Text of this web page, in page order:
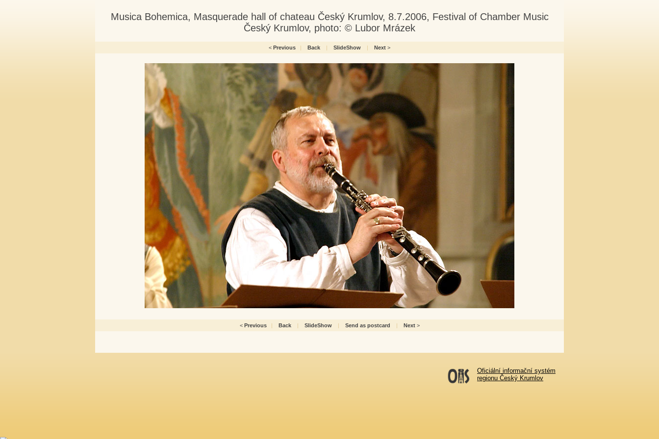
Musica Bohemica, Masquerade hall of chateau Český Krumlov, 8.7.2006, Festival of Chamber Music
Český Krumlov, photo: © Lubor Mrázek
< Previous | Back | SlideShow | Next >
< Previous | Back | SlideShow | Send as postcard | Next>
Oficiální informační systém
regionu Český Krumlov